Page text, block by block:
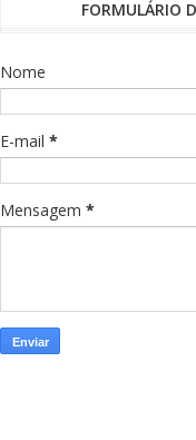
FORMULÁRIO
Nome
E-mail*
Mensagem*